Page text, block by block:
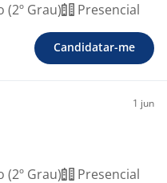
(2º Grau) Presencial
Candidatar-me
1 jun
(2º Grau) Presencial